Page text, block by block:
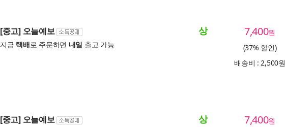
[중고] 오늘예보
지금 택배로 주문하면 내일 출고 가능
상 7,400원
(37% 할인)
배송비 : 2,500원
[중고] 오늘예보 상 7,400원